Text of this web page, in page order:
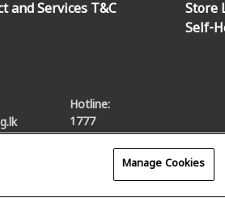
and Services T&C
Store
Self-
Hotline:
1777
Manage Cookies